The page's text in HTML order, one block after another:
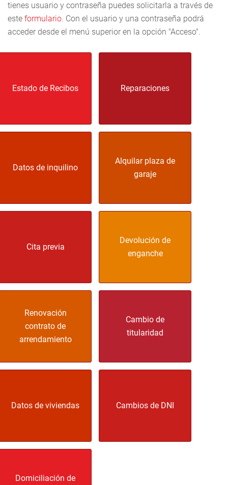
tienes usuario y contraseña puedes solicitarla a través de
este formulario. Con el usuario y una contraseña podrá
acceder desde el menú superior en la opción "Acceso".
Estado de Recibos Reparaciones
Datos de inquilino
Alquilar plaza de
garaje
Cita previa
Devolución de
enganche
Renovación
contrato de
arrendamiento
Cambio de
titularidad
Datos de viviendas Cambios de DNI
Domiciliación de